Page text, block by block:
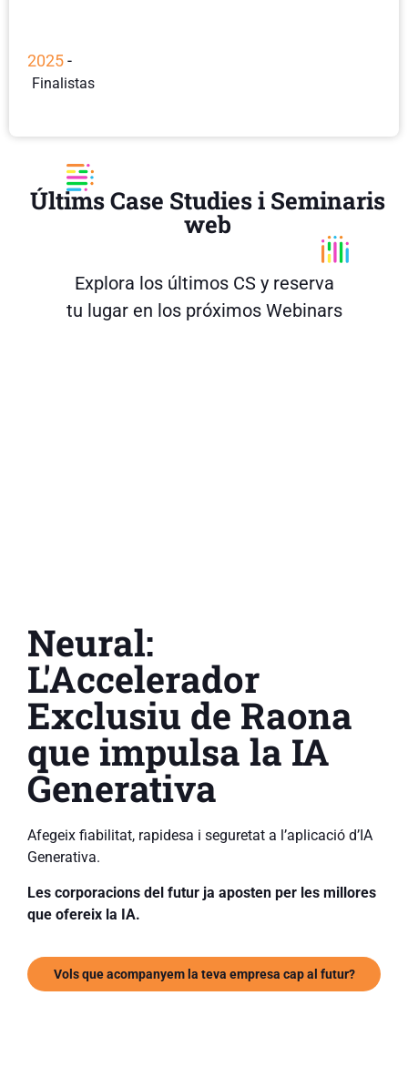
2025-
Finalistas
Últims Case Studies i Seminaris
web
Explora los últimos CS y reserva
tu lugar en los próximos Webinars
Neural:
L'Accelerador
Exclusiu de Raona
que impulsa la IA
Generativa
Afegeix fiabilitat, rapidesa i seguretat a l’aplicació d’IA
Generativa.
Les corporacions del futur ja aposten per les millores
que ofereix la IA.
Vols que acompanyem la teva empresa cap al futur?